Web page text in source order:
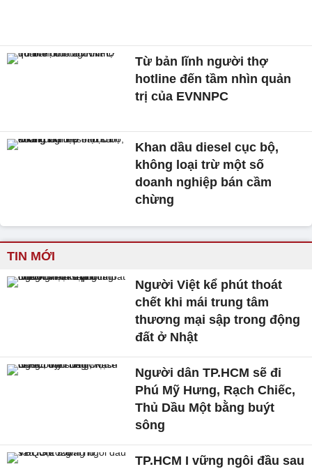
Từ bản lĩnh người thợ
hotline đến tầm nhìn quản
trị của EVNNPC
Khan dầu diesel cục bộ,
không loại trừ một số
doanh nghiệp bán cầm
chừng
TIN MỚI
Người Việt kể phút thoát
chết khi mái trung tâm
thương mại sập trong động
đất ở Nhật
Người dân TP.HCM sẽ đi
Phú Mỹ Hưng, Rạch Chiếc,
Thủ Dầu Một bằng buýt
sông
TP.HCM I vững ngôi đầu sau